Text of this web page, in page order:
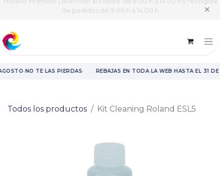
Horario intensivo | Atención al cliente de 8:00 h a 14:00 h y recogida
de pedidos de 9:00 h a 14:00 h
✕
·NO TE LAS PIERDAS· REBAJAS EN TODA LA WEB·HASTA EL 31 DE
Todos los productos Kit Cleaning Roland ESL5